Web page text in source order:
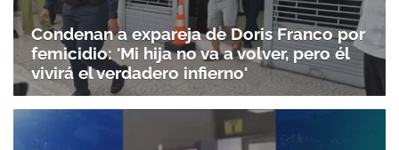
Condenan a expareja de Doris Franco por
femicidio: 'Mi hija no va a volver, pero él
vivirá el verdadero infierno'